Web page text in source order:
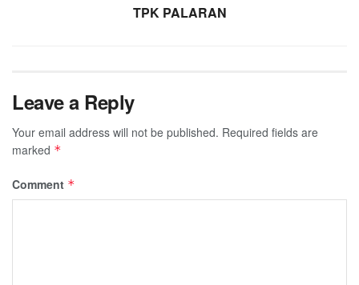
TPK PALARAN
Leave a Reply
Your email address will not be published. Required fields are
marked *
Comment *